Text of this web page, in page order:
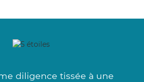
diligence tissée à une